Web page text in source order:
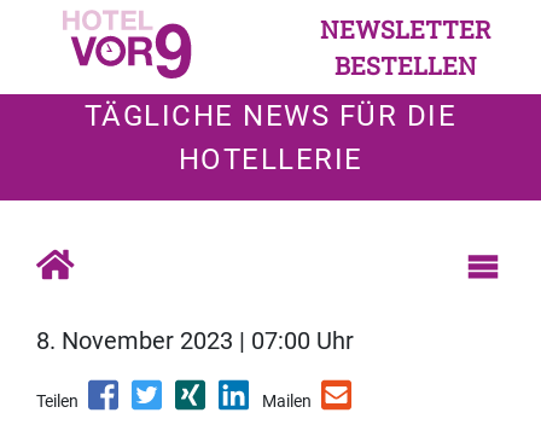
NEWSLETTER
BESTELLEN
TÄGLICHE NEWS FÜR DIE
HOTELLERIE
8. November 2023 | 07:00 Uhr
Teilen Mailen